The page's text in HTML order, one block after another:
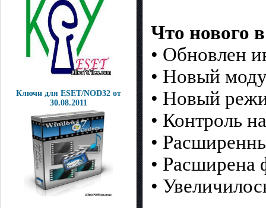
Ключи для ESET/NOD32 от
30.08.2011
Что нового
• Обновлен
• Новый
• Новый
• Контроль
•
• Расширена
•